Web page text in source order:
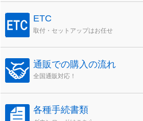
ETC
取付・セットアップはお任せ
通販での購入の流れ
全国通販対応！
各種手続書類